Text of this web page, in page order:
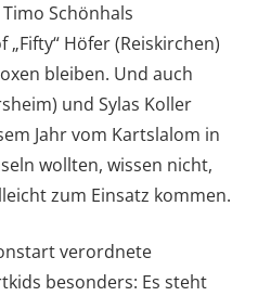
Schönhals
Höfer (Reiskirchen)
bleiben. Und auch
und Sylas Koller
Jahr vom Kartslalom in
wollten, wissen nicht,
zum Einsatz kommen.
verordnete
besonders: Es steht